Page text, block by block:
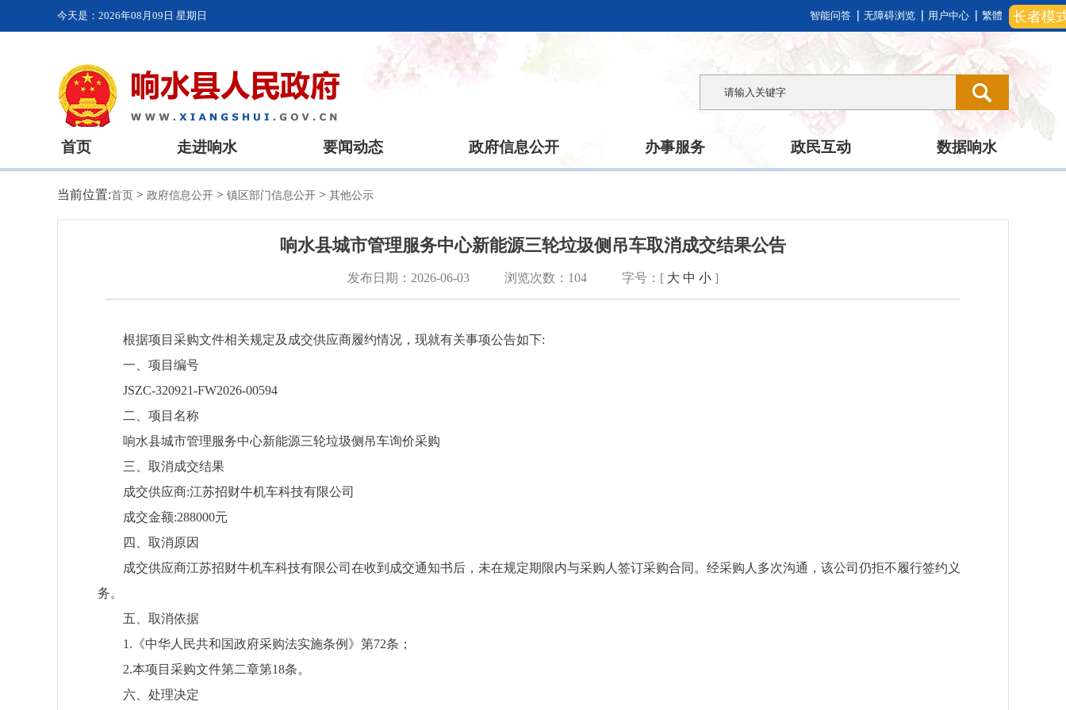
长者模
今天是： 2026年08月09日 星期日 智能问答 无障碍浏览 用户中心 繁體
首页 走进响水 要闻动态 政府信息公开 办事服务 政民互动 数据响水
当前位置:首页 > 政府信息公开 > 镇区部门信息公开 > 其他公示
响水县城市管理服务中心新能源三轮垃圾侧吊车取消成交结果公告
发布日期：2026-06-03 浏览次数： 104 字号：[ 大 中 小 ]
根据项目采购文件相关规定及成交供应商履约情况，现就有关事项公告如下:
一、项目编号
JSZC-320921-FW2026-00594
二、项目名称
响水县城市管理服务中心新能源三轮垃圾侧吊车询价采购
三、取消成交结果
成交供应商:江苏招财牛机车科技有限公司
成交金额:288000元
四、取消原因
成交供应商江苏招财牛机车科技有限公司在收到成交通知书后，未在规定期限内与采购人签订采购合同。经采购人多次沟通，该公司仍拒不履行签约义
务。
五、取消依据
1.《中华人民共和国政府采购法实施条例》第72条；
2.本项目采购文件第二章第18条。
六、处理决定